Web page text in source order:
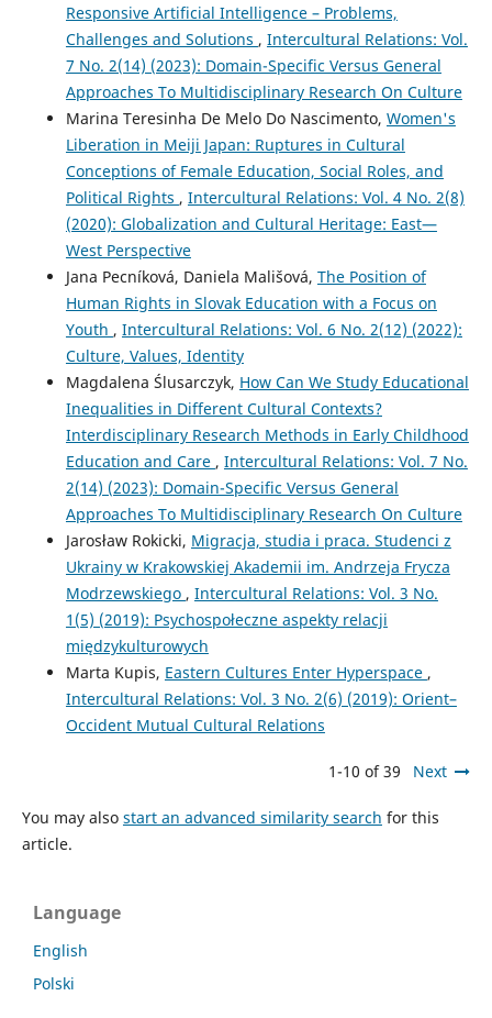
Responsive Artificial Intelligence – Problems,
Challenges and Solutions , Intercultural Relations: Vol.
7 No. 2(14) (2023): Domain-Specific Versus General
Approaches To Multidisciplinary Research On Culture
Marina Teresinha De Melo Do Nascimento, Women's
Liberation in Meiji Japan: Ruptures in Cultural
Conceptions of Female Education, Social Roles, and
Political Rights , Intercultural Relations: Vol. 4 No. 2(8)
(2020): Globalization and Cultural Heritage: East—
West Perspective
Jana Pecníková, Daniela Mališová, The Position of
Human Rights in Slovak Education with a Focus on
Youth , Intercultural Relations: Vol. 6 No. 2(12) (2022):
Culture, Values, Identity
Magdalena Ślusarczyk, How Can We Study Educational
Inequalities in Different Cultural Contexts?
Interdisciplinary Research Methods in Early Childhood
Education and Care , Intercultural Relations: Vol. 7 No.
2(14) (2023): Domain-Specific Versus General
Approaches To Multidisciplinary Research On Culture
Jarosław Rokicki, Migracja, studia i praca. Studenci z
Ukrainy w Krakowskiej Akademii im. Andrzeja Frycza
Modrzewskiego , Intercultural Relations: Vol. 3 No.
1(5) (2019): Psychospołeczne aspekty relacji
międzykulturowych
Marta Kupis, Eastern Cultures Enter Hyperspace ,
Intercultural Relations: Vol. 3 No. 2(6) (2019): Orient–
Occident Mutual Cultural Relations
1-10 of 39 Next
You may also start an advanced similarity search for this
article.
Language
English
Polski